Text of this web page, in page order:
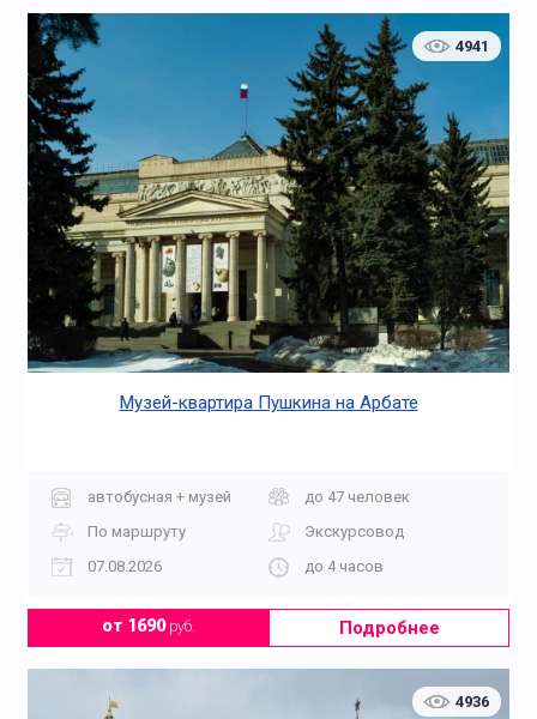
4941
Музей-квартира Пушкина на Арбате
автобусная + музей
до 47 человек
По маршруту
Экскурсовод
07.08.2026
до 4 часов
от 1690руб. Подробнее
4936